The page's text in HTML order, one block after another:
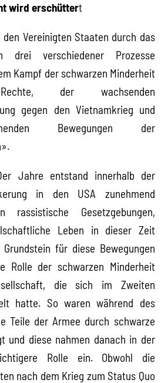
wird erschüttert
Vereinigten Staaten durch das
drei verschiedener Prozesse
Kampf der schwarzen Minderheit
der wachsenden
gegen den Vietnamkrieg und
Bewegungen der
Jahre entstand innerhalb der
in den USA zunehmend
rassistische Gesetzgebungen,
Leben in dieser Zeit
für diese Bewegungen
Rolle der schwarzen Minderheit
die sich im Zweiten
hatte. So waren während des
Teile der Armee durch schwarze
und diese nahmen danach in der
Rolle ein. Obwohl die
nach dem Krieg zum Status Quo